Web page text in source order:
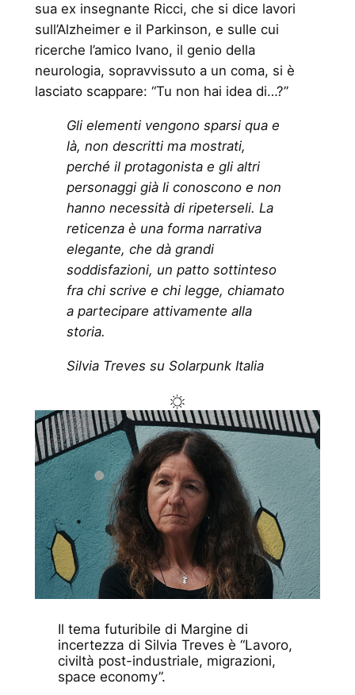
sua ex insegnante Ricci, che si dice lavori
sull’Alzheimer e il Parkinson, e sulle cui
ricerche l’amico Ivano, il genio della
neurologia, sopravvissuto a un coma, si è
lasciato scappare: “Tu non hai idea di…?”
Gli elementi vengono sparsi qua e
là, non descritti ma mostrati,
perché il protagonista e gli altri
personaggi già li conoscono e non
hanno necessità di ripeterseli. La
reticenza è una forma narrativa
elegante, che dà grandi
soddisfazioni, un patto sottinteso
fra chi scrive e chi legge, chiamato
a partecipare attivamente alla
storia.
Silvia Treves su Solarpunk Italia
Il tema futuribile di Margine di
incertezza di Silvia Treves è “Lavoro,
civiltà post-industriale, migrazioni,
space economy”.